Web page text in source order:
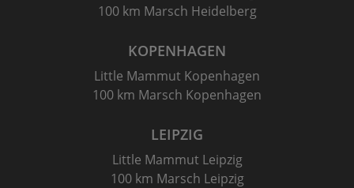
100 km Marsch Heidelberg
KOPENHAGEN
Little Mammut Kopenhagen
100 km Marsch Kopenhagen
LEIPZIG
Little Mammut Leipzig
100 km Marsch Leipzig